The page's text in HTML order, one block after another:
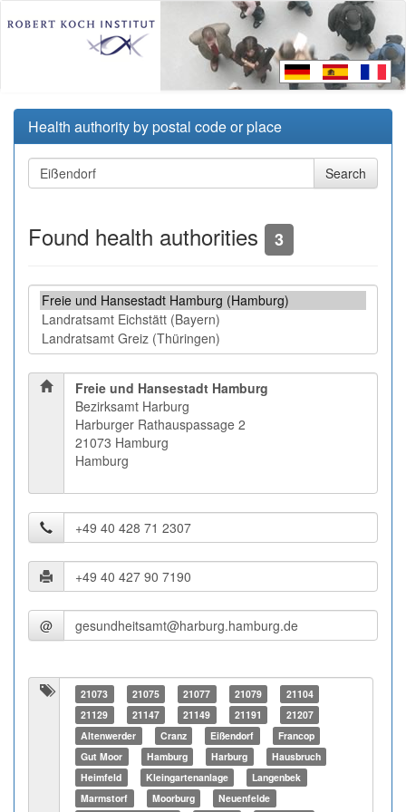
Health authority by postal code or place
Found health authorities 3
Freie und Hansestadt Hamburg
Bezirksamt Harburg
Harburger Rathauspassage 2
21073 Hamburg
Hamburg
@
21073 21075 21077 21079
21104
21129
21147 21149 21191
21207
Altenwerder
Cranz Eißendorf
Francop
Gut Moor
Hamburg Harburg
Hausbruch
Heimfeld
Kleingartenanlage
Langenbek
Marmstorf
Moorburg Neuenfelde